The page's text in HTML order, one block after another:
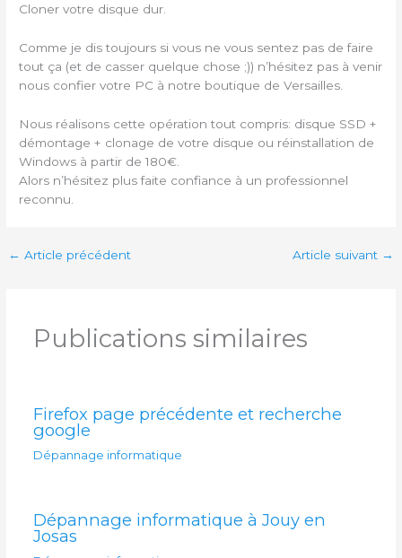
Cloner votre disque dur.
Comme je dis toujours si vous ne vous sentez pas de faire
tout ça (et de casser quelque chose ;)) n’hésitez pas à venir
nous confier votre PC à notre boutique de Versailles.
Nous réalisons cette opération tout compris: disque SSD +
démontage + clonage de votre disque ou réinstallation de
Windows à partir de 180€.
Alors n’hésitez plus faite confiance à un professionnel
reconnu.
← Article précédent Article suivant →
Publications similaires
Firefox page précédente et recherche
google
Dépannage informatique
Dépannage informatique à Jouy en
Josas